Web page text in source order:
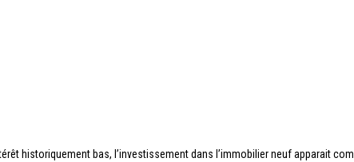
historiquement bas, l’investissement dans l’immobilier neuf apparait